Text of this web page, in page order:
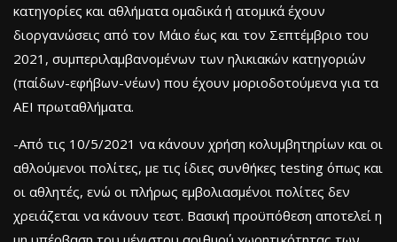
κατηγορίες και αθλήματα ομαδικά ή ατομικά έχουν
διοργανώσεις από τον Μάιο έως και τον Σεπτέμβριο του
2021, συμπεριλαμβανομένων των ηλικιακών κατηγοριών
(παίδων-εφήβων-νέων) που έχουν μοριοδοτούμενα για τα
ΑΕΙ πρωταθλήματα.
-Από τις 10/5/2021 να κάνουν χρήση κολυμβητηρίων και οι
αθλούμενοι πολίτες, με τις ίδιες συνθήκες testing όπως και
οι αθλητές, ενώ οι πλήρως εμβολιασμένοι πολίτες δεν
χρειάζεται να κάνουν τεστ. Βασική προϋπόθεση αποτελεί η